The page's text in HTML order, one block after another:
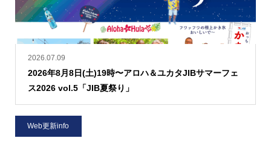
2026.07.09
2026年8月8日(土)19時〜アロハ＆ユカタJIBサマーフェ
ス2026 vol.5「JIB夏祭り」
Web更新info